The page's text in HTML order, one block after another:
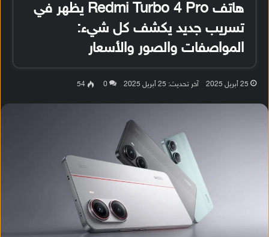
هاتف Redmi Turbo 4 Pro يظهر في
تسريب جديد يكشف كل شيء:
المواصفات والصور والأسعار
25 أبريل 2025 آخر تحديث: 25 أبريل 2025 0
54